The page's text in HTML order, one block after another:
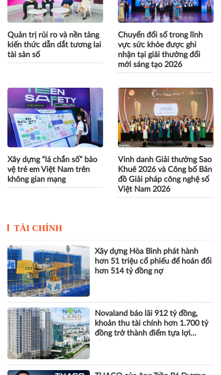
Quản trị rủi ro và nền tảng
kiến thức dẫn dắt tương lai
tài sản số
Chuyển đổi số trong lĩnh
vực sức khỏe được ghi
nhận tại giải thưởng đổi
mới sáng tạo 2026
Xây dựng “lá chắn số” bảo
vệ trẻ em Việt Nam trên
không gian mạng
Vinh danh Giải thưởng Sao
Khuê 2026 và Công bố Bản
đồ Giải pháp công nghệ số
Việt Nam 2026
TÀI CHÍNH
Xây dựng Hòa Bình phát hành
hơn 51 triệu cổ phiếu để hoán đổi
hơn 514 tỷ đồng nợ
Novaland báo lãi 912 tỷ đồng,
khoản thu tài chính hơn 1.700 tỷ
đồng trở thành điểm tựa lợi